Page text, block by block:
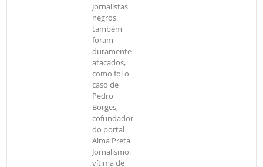
Jornalistas
negros
também
foram
duramente
atacados,
como foi o
caso de
Pedro
Borges,
cofundador
do portal
Alma Preta
Jornalismo,
vítima de